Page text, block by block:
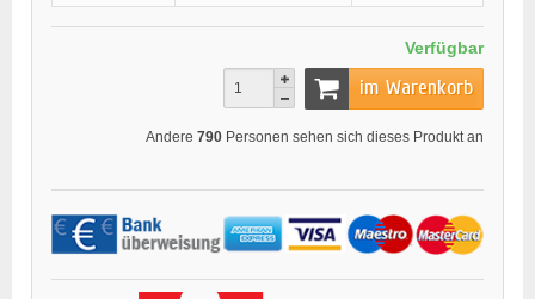
Verfügbar
im Warenkorb
Andere 790 Personen sehen sich dieses Produkt an